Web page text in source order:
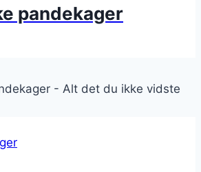
pandekager